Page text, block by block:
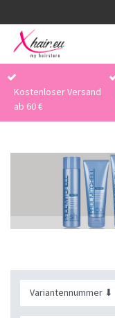
Kostenloser Versand
ab 60 €